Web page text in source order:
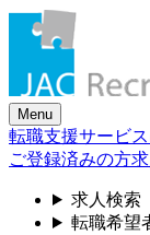
Menu
転職支援サービ
ご登録済みの方
求人検索
転職希望